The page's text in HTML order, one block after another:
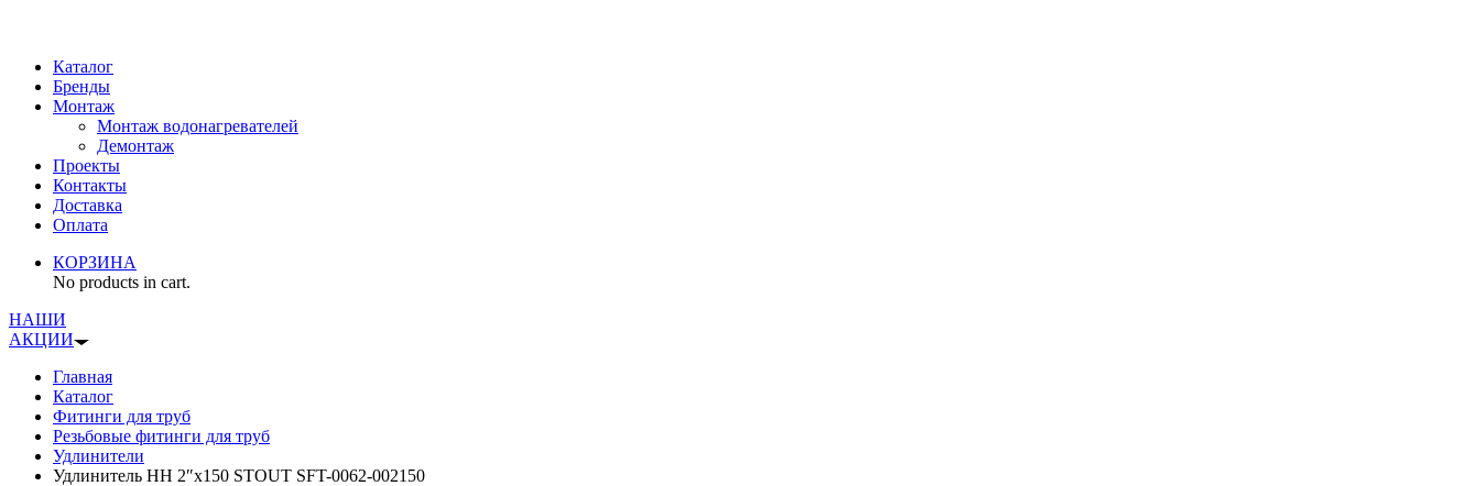
Каталог
Бренды
Монтаж
Монтаж водонагревателей
Демонтаж
Проекты
Контакты
Доставка
Оплата
КОРЗИНА
No products in cart.
НАШИ
АКЦИИ
Главная
Каталог
Фитинги для труб
Резьбовые фитинги для труб
Удлинители
Удлинитель НН 2″x150 STOUT SFT-0062-002150